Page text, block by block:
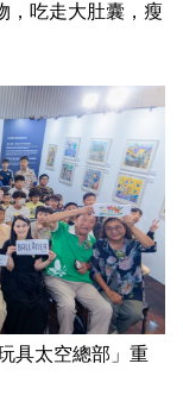
，吃走大肚囊，瘦
具太空總部」重